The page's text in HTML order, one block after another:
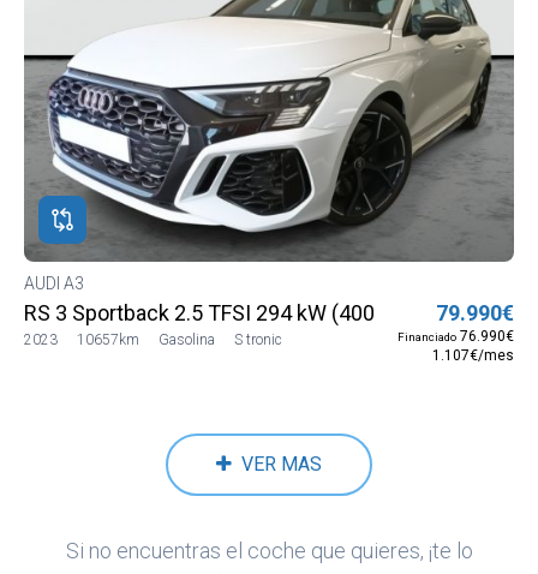
AUDI A3
RS 3 Sportback 2.5 TFSI 294 kW (400 CV) S tronic
2023 10657km Gasolina S tronic
79.990€
Financiado 76.990€
1.107€/mes
VER MAS
Si no encuentras el coche que quieres, ¡te lo